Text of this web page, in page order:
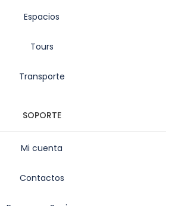
Espacios
Tours
Transporte
SOPORTE
Mi cuenta
Contactos